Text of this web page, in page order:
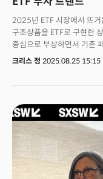
2025년 ETF 시장에서 뜨거
구조상품을 ETF로 구현한
중심으로 부상하면서 기존
일어나고 있는 것이다.칼라
상징이었던 뱅가드가 액티
방향이 패시브에서 액티브
이러한 변화의 배경에는
기준금리가 5% 수준에서
안전자산으로는 실질 수익
빅테크 7개 기업 중심의 극
크리스 정 2025.08.25 15:15